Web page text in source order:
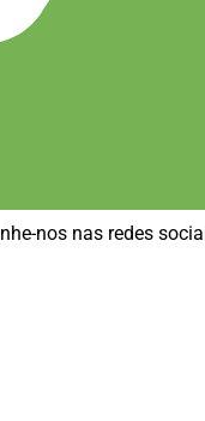
nos nas redes